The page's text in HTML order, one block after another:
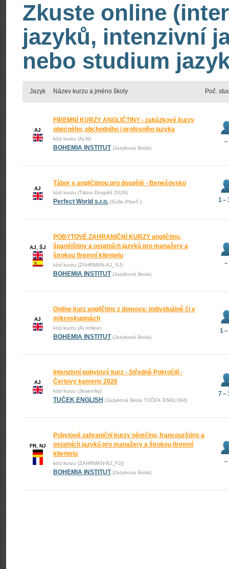
Zkuste online
jazyků, intenzivní
nebo studium
Jazyk Název kurzu a jméno školy Poč.
AJ
FIREMNÍ KURZY ANGLIČTINY - zakázkové kurzy
obecného, obchodního i profesního jazyka
kód kurzu (Aj fir)
BOHEMIA INSTITUT (Jazyková škola)
–
AJ
Tábor s angličtinou pro dospělé - Benešovsko
kód kurzu (Tábor Dospělí 2026)
Perfect World s.r.o. (Sídlo Plzeň ) 1 –
AJ, ŠJ
POBYTOVÉ ZAHRANIČNÍ KURZY angličtiny,
španělštiny a ostatních jazyků pro manažery a
širokou firemní klientelu
kód kurzu (ZAHRMAN-AJ_SJ)
BOHEMIA INSTITUT (Jazyková škola)
–
AJ
Online kurz angličtiny z domova: individuálně či v
mikroskupinách
kód kurzu (Aj online)
BOHEMIA INSTITUT (Jazyková škola)
1
AJ
Intenzivní pobytový kurz - Středně Pokročilí -
Čertovy kameny 2026
kód kurzu (Jeseníky)
TUČEK ENGLISH (Jazyková škola TUČEK ENGLISH)
7 –
FR, NJ
Pobytové zahraniční kurzy němčiny, francouzštiny a
ostatních jazyků pro manažery a širokou firemní
klientelu
kód kurzu (ZAHRMAN-NJ_FJ))
BOHEMIA INSTITUT (Jazyková škola)
–